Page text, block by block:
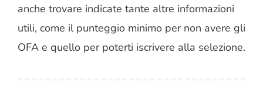
anche trovare indicate tante altre informazioni
utili, come il punteggio minimo per non avere gli
OFA e quello per poterti iscrivere alla selezione.